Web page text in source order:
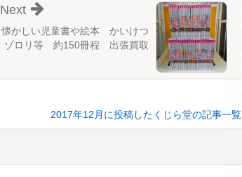
懐かしい児童書や絵本 かいけつ
ゾロリ等 約150冊程 出張買取
Next
2017年12月に投稿したくじら堂の記事一覧